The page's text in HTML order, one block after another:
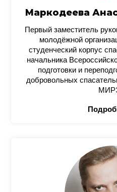
Маркодеева
Первый заместитель
молодёжной
студенческий корпус
начальника
подготовки и
добровольных